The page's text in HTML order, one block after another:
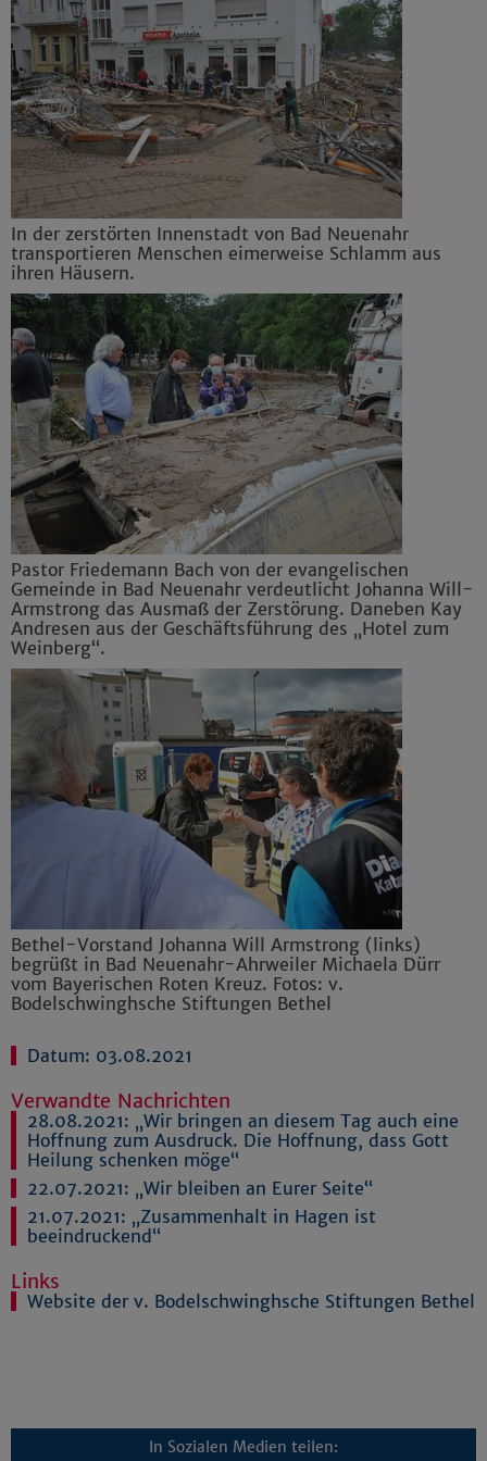
In der zerstörten Innenstadt von Bad Neuenahr
transportieren Menschen eimerweise Schlamm aus
ihren Häusern.
Pastor Friedemann Bach von der evangelischen
Gemeinde in Bad Neuenahr verdeutlicht Johanna Will-
Armstrong das Ausmaß der Zerstörung. Daneben Kay
Andresen aus der Geschäftsführung des „Hotel zum
Weinberg“.
Bethel-Vorstand Johanna Will Armstrong (links)
begrüßt in Bad Neuenahr-Ahrweiler Michaela Dürr
vom Bayerischen Roten Kreuz. Fotos: v.
Bodelschwinghsche Stiftungen Bethel
Datum: 03.08.2021
Verwandte Nachrichten
28.08.2021: „Wir bringen an diesem Tag auch eine
Hoffnung zum Ausdruck. Die Hoffnung, dass Gott
Heilung schenken möge“
22.07.2021: „Wir bleiben an Eurer Seite“
21.07.2021: „Zusammenhalt in Hagen ist
beeindruckend“
Links
Website der v. Bodelschwinghsche Stiftungen Bethel
In Sozialen Medien teilen:
Details anzeigen
Impressum|Datenschutz